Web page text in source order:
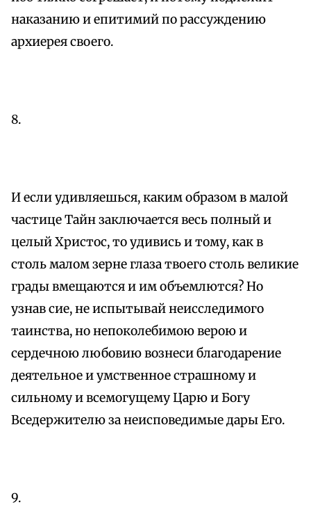
наказанию и епитимий по рассуждению
архиерея своего.
8.
И если удивляешься, каким образом в малой
частице Тайн заключается весь полный и
целый Христос, то удивись и тому, как в
столь малом зерне глаза твоего столь великие
грады вмещаются и им объемлются? Но
узнав сие, не испытывай неисследимого
таинства, но непоколебимою верою и
сердечною любовию вознеси благодарение
деятельное и умственное страшному и
сильному и всемогущему Царю и Богу
Вседержителю за неисповедимые дары Его.
9.